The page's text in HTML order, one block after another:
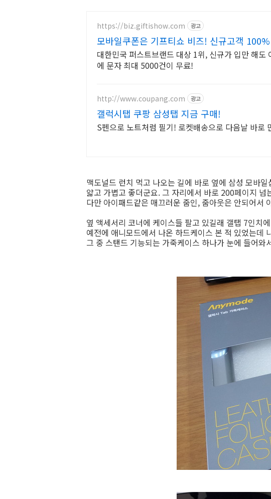
https://biz.giftishow.com 광고
모바일쿠폰은 기프티쇼 비즈! 신규고객
대한민국 퍼스트브랜드 대상 1위, 신규가 입만 해
에 문자 최대 5000건이 무료!
http://www.coupang.com 광고
갤럭시탭 쿠팡 삼성탭 지금 구매!
S펜으로 노트처럼 필기! 로켓배송으로 다음날 바
맥도널드 런치 먹고 나오는 길에 바로 옆에 삼성 모바
얇고 가볍고 좋더군요. 그 자리에서 바로 200페이지
다만 아이패드같은 매끄러운 줌인, 줌아웃은 안되어서
옆 액세서리 코너에 케이스들 팔고 있길래 갤탭 7인치
예전에 애니모드에서 나온 하드케이스 본 적 있었는데
그 중 스탠드 기능되는 가죽케이스 하나가 눈에 들어